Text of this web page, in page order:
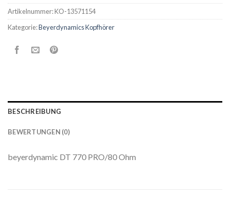
Artikelnummer:KO-13571154
Kategorie:Beyerdynamics Kopfhörer
BESCHREIBUNG
BEWERTUNGEN (0)
beyerdynamic DT 770 PRO/80 Ohm